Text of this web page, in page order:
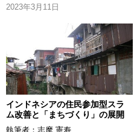
2023年3月11日
インドネシアの住民参加型スラ
ム改善と「まちづくり」の展開
執筆者： 志摩 憲寿